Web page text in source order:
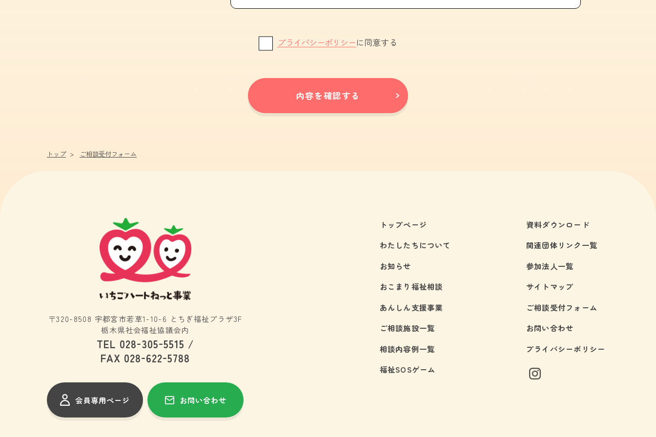
プライバシーポリシーに同意する
内容を確認する
トップ ご相談受付フォーム
トップページ
わたしたちについて
お知らせ
おこまり福祉相談
あんしん支援事業
ご相談施設一覧
相談内容例一覧
福祉SOSゲーム
資料ダウンロード
関連団体リンク一覧
参加法人一覧
サイトマップ
ご相談受付フォーム
お問い合わせ
プライバシーポリシー
〒320-8508 宇都宮市若草1-10-6 とちぎ福祉プラザ3F
栃木県社会福祉協議会内
TEL 028-305-5515 /
FAX 028-622-5788
会員専用ページ お問い合わせ